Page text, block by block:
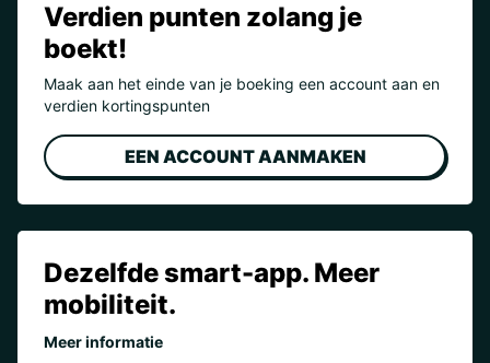
Verdien punten zolang je
boekt!
Maak aan het einde van je boeking een account aan en
verdien kortingspunten
EEN ACCOUNT AANMAKEN
Dezelfde smart-app. Meer
mobiliteit.
Meer informatie